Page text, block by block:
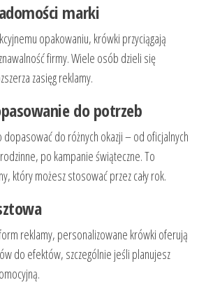
marki
opakowaniu, krówki przyciągają
firmy. Wiele osób dzieli się
zasięg reklamy.
do potrzeb
dopasować do różnych okazji – od oficjalnych
po kampanie świąteczne. To
który możesz stosować przez cały rok.
reklamy, personalizowane krówki oferują
do efektów, szczególnie jeśli planujesz